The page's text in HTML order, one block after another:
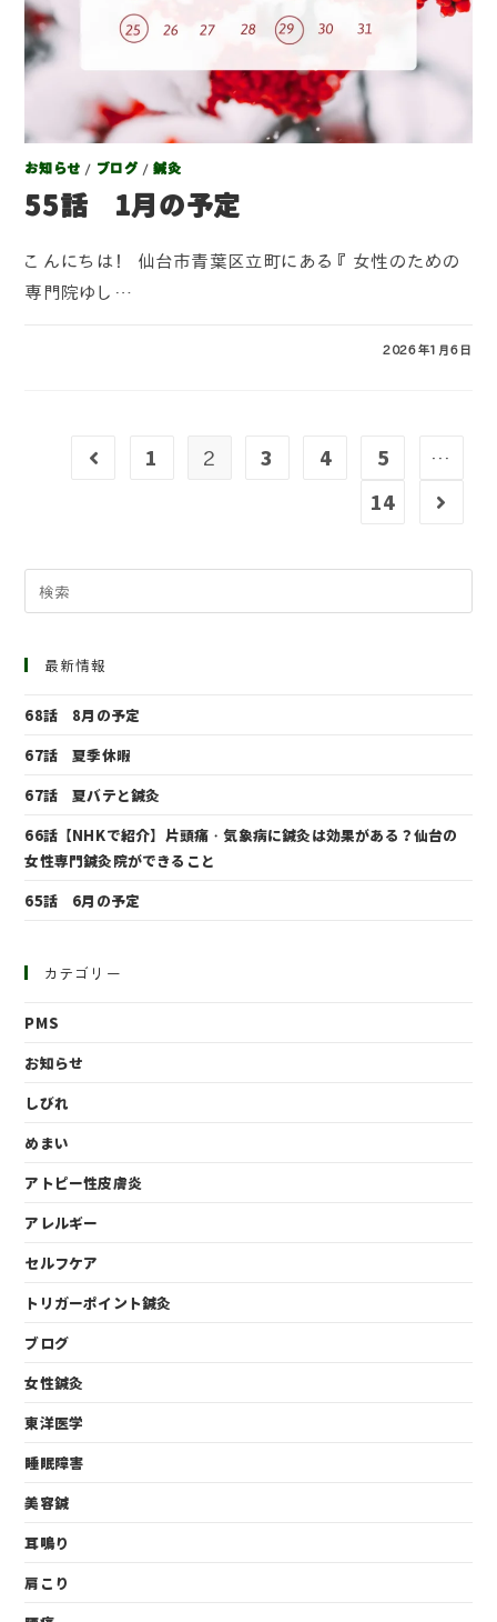
お知らせ / ブログ /鍼灸
55話 1月の予定
こんにちは！ 仙台市青葉区立町にある『女性のための
専門院ゆし…
2026年1月6日
1 2 3 4 5 …
14
最新情報
68話 8月の予定
67話 夏季休暇
67話 夏バテと鍼灸
66話【NHKで紹介】片頭痛・気象病に鍼灸は効果がある？仙台の
女性専門鍼灸院ができること
65話 6月の予定
カテゴリー
PMS
お知らせ
しびれ
めまい
アトピー性皮膚炎
アレルギー
セルフケア
トリガーポイント鍼灸
ブログ
女性鍼灸
東洋医学
睡眠障害
美容鍼
耳鳴り
肩こり